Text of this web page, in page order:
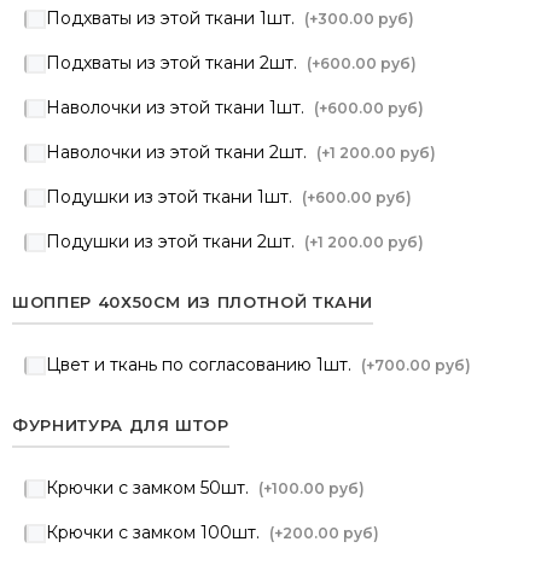
Подхваты из этой ткани 1шт. (+300.00 руб)
Подхваты из этой ткани 2шт. (+600.00 руб)
Наволочки из этой ткани 1шт. (+600.00 руб)
Наволочки из этой ткани 2шт. (+1 200.00 руб)
Подушки из этой ткани 1шт. (+600.00 руб)
Подушки из этой ткани 2шт. (+1 200.00 руб)
ШОППЕР 40Х50СМ ИЗ ПЛОТНОЙ ТКАНИ
Цвет и ткань по согласованию 1шт. (+700.00 руб)
ФУРНИТУРА ДЛЯ ШТОР
Крючки с замком 50шт. (+100.00 руб)
Крючки с замком 100шт. (+200.00 руб)